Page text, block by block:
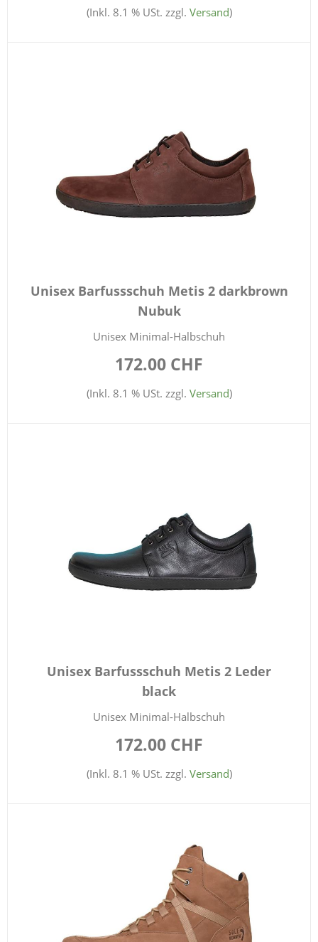
(Inkl. 8.1 % USt. zzgl. Versand)
Unisex Barfussschuh Metis 2 darkbrown
Nubuk
Unisex Minimal-Halbschuh
172.00 CHF
(Inkl. 8.1 % USt. zzgl. Versand)
Unisex Barfussschuh Metis 2 Leder
black
Unisex Minimal-Halbschuh
172.00 CHF
(Inkl. 8.1 % USt. zzgl. Versand)